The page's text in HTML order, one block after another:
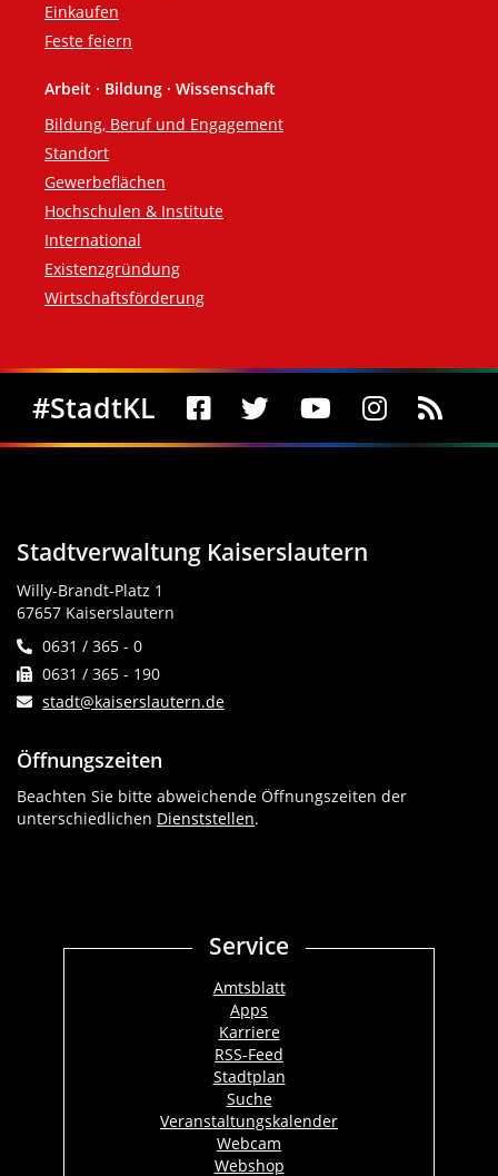
Einkaufen
Feste feiern
Arbeit · Bildung · Wissenschaft
Bildung, Beruf und Engagement
Standort
Gewerbeflächen
Hochschulen & Institute
International
Existenzgründung
Wirtschaftsförderung
Social Media
#StadtKL
Stadtverwaltung Kaiserslautern
Willy-Brandt-Platz 1
67657 Kaiserslautern
0631 / 365 - 0
0631 / 365 - 190
stadt@kaiserslautern.de
Öffnungszeiten
Beachten Sie bitte abweichende Öffnungszeiten der
unterschiedlichen Dienststellen.
Service
Amtsblatt
Apps
Karriere
RSS-Feed
Stadtplan
Suche
Veranstaltungskalender
Webcam
Webshop